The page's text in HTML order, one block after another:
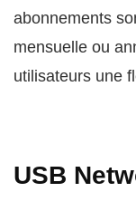
abonnements
mensuelle ou
utilisateurs une
USB